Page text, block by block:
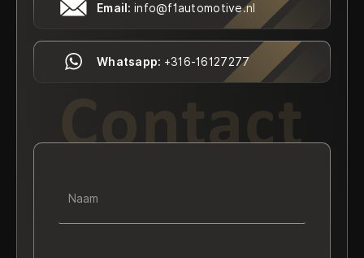
Email: info@f1automotive.nl
Whatsapp: +316-16127277
Contact
Naam